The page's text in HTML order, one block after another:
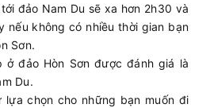
đảo Nam Du sẽ xa hơn 2h30 và
nếu không có nhiều thời gian bạn
Sơn.
ở đảo Hòn Sơn được đánh giá là
Du.
lựa chọn cho những bạn muốn đi